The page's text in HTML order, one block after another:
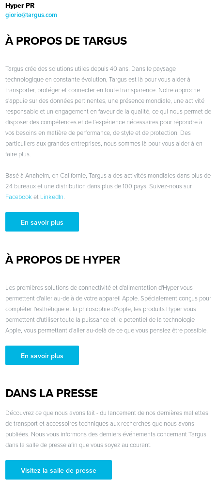
Hyper PR
giorio@targus.com
À PROPOS DE TARGUS
Targus crée des solutions utiles depuis 40 ans. Dans le paysage
technologique en constante évolution, Targus est là pour vous aider à
transporter, protéger et connecter en toute transparence. Notre approche
s'appuie sur des données pertinentes, une présence mondiale, une activité
responsable et un engagement en faveur de la qualité, ce qui nous permet de
disposer des compétences et de l'expérience nécessaires pour répondre à
vos besoins en matière de performance, de style et de protection. Des
particuliers aux grandes entreprises, nous sommes là pour vous aider à en
faire plus.
Basé à Anaheim, en Californie, Targus a des activités mondiales dans plus de
24 bureaux et une distribution dans plus de 100 pays. Suivez-nous sur
Facebook et LinkedIn.
En savoir plus
À PROPOS DE HYPER
Les premières solutions de connectivité et d'alimentation d'Hyper vous
permettent d'aller au-delà de votre appareil Apple. Spécialement conçus pour
compléter l'esthétique et la philosophie d'Apple, les produits Hyper vous
permettent d'utiliser toute la puissance et le potentiel de la technologie
Apple, vous permettant d'aller au-delà de ce que vous pensiez être possible.
En savoir plus
DANS LA PRESSE
Découvrez ce que nous avons fait - du lancement de nos dernières mallettes
de transport et accessoires techniques aux recherches que nous avons
publiées. Nous vous informons des derniers événements concernant Targus
dans la salle de presse afin que vous soyez au courant.
Visitez la salle de presse